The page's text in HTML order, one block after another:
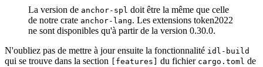
La version de anchor-spl doit être la même que celle
de notre crate anchor-lang. Les extensions token2022
ne sont disponibles qu'à partir de la version 0.30.0.
N'oubliez pas de mettre à jour ensuite la fonctionnalité idl-build
qui se trouve dans la section [features] du fichier cargo.toml de